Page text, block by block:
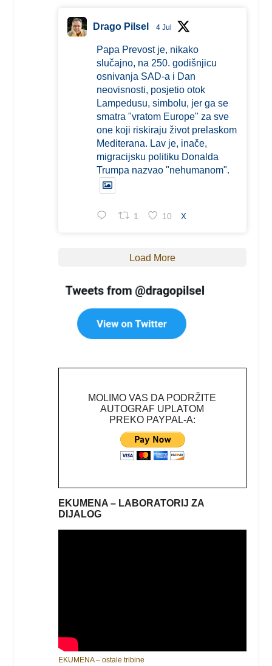
Drago Pilsel 4 Jul
Papa Prevost je, nikako
slučajno, na 250. godišnjicu
osnivanja SAD-a i Dan
neovisnosti, posjetio otok
Lampedusu, simbolu, jer ga se
smatra "vratom Europe" za sve
one koji riskiraju život prelaskom
Mediterana. Lav je, inače,
migracijsku politiku Donalda
Trumpa nazvao "nehumanom".
1 10 X
Load More
MOLIMO VAS DA PODRŽITE
AUTOGRAF UPLATOM
PREKO PAYPAL-A:
EKUMENA – LABORATORIJ ZA
DIJALOG
EKUMENA – ostale tribine